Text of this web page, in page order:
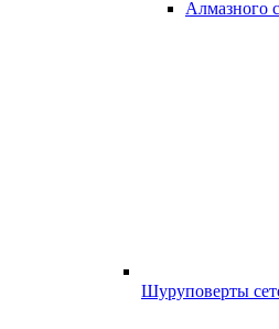
Алмазного
Шуруповерты